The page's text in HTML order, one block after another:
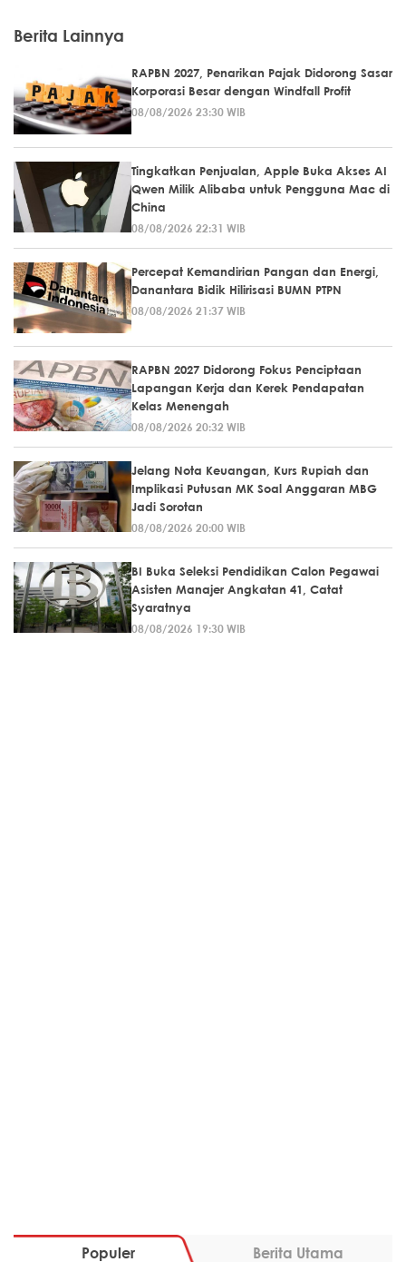
Berita Lainnya
RAPBN 2027, Penarikan Pajak Didorong Sasar
Korporasi Besar dengan Windfall Profit
08/08/2026 23:30 WIB
Tingkatkan Penjualan, Apple Buka Akses AI
Qwen Milik Alibaba untuk Pengguna Mac di
China
08/08/2026 22:31 WIB
Percepat Kemandirian Pangan dan Energi,
Danantara Bidik Hilirisasi BUMN PTPN
08/08/2026 21:37 WIB
RAPBN 2027 Didorong Fokus Penciptaan
Lapangan Kerja dan Kerek Pendapatan
Kelas Menengah
08/08/2026 20:32 WIB
Jelang Nota Keuangan, Kurs Rupiah dan
Implikasi Putusan MK Soal Anggaran MBG
Jadi Sorotan
08/08/2026 20:00 WIB
BI Buka Seleksi Pendidikan Calon Pegawai
Asisten Manajer Angkatan 41, Catat
Syaratnya
08/08/2026 19:30 WIB
Populer Berita Utama